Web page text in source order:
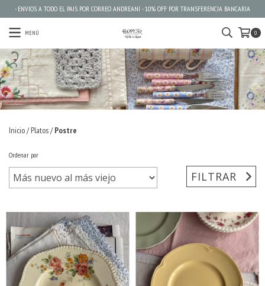
- ENVIOS A TODO EL PAIS POR CORREO ANDREANI - 10% OFF POR TRANSFERENCIA BANCARIA
MENÚ 0
Inicio/ Platos/ Postre
Ordenar por
FILTRAR